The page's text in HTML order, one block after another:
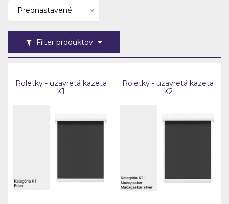
Filter produktov
Prednastavené
Roletky - uzavretá kazeta
K1
Roletky - uzavretá kazeta
K2